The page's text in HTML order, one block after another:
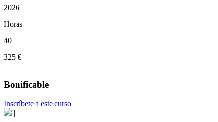
2026
Horas
40
325 €
Bonificable
Inscríbete a este curso
|